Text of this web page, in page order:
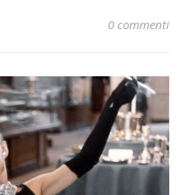
0 commenti